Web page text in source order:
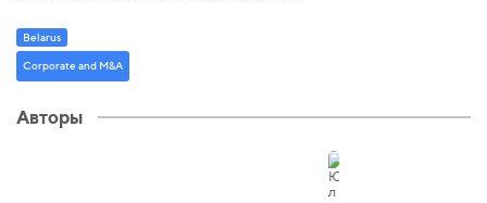
Belarus
Corporate and M&A
Авторы